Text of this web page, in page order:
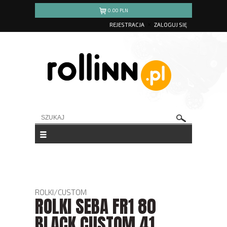
0.00 PLN
REJESTRACJA ZALOGUJ SIĘ
ROLKI/CUSTOM
ROLKI SEBA FR1 80